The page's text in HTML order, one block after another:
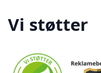
Vi støtter